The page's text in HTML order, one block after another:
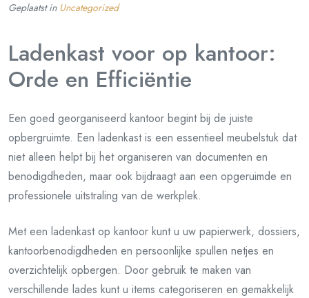
Geplaatst in Uncategorized
Ladenkast voor op kantoor:
Orde en Efficiëntie
Een goed georganiseerd kantoor begint bij de juiste
opbergruimte. Een ladenkast is een essentieel meubelstuk dat
niet alleen helpt bij het organiseren van documenten en
benodigdheden, maar ook bijdraagt aan een opgeruimde en
professionele uitstraling van de werkplek.
Met een ladenkast op kantoor kunt u uw papierwerk, dossiers,
kantoorbenodigdheden en persoonlijke spullen netjes en
overzichtelijk opbergen. Door gebruik te maken van
verschillende lades kunt u items categoriseren en gemakkelijk